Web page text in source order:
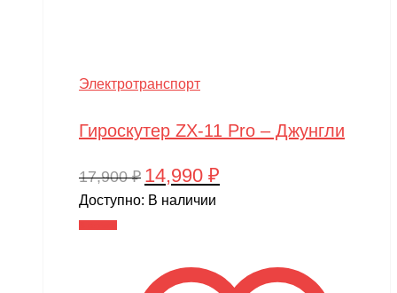
Электротранспорт
Гироскутер ZX-11 Pro – Джунгли
17,900₽ Первоначальная
цена
14,990 ₽
Доступно: В наличии